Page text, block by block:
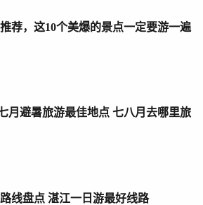
荐，这10个美爆的景点一定要游一遍
月避暑旅游最佳地点 七八月去哪里旅
线盘点 湛江一日游最好线路